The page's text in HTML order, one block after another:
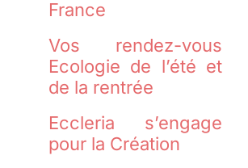
France
Vos rendez-vous
Ecologie de l’été et
de la rentrée
Eccleria s’engage
pour la Création